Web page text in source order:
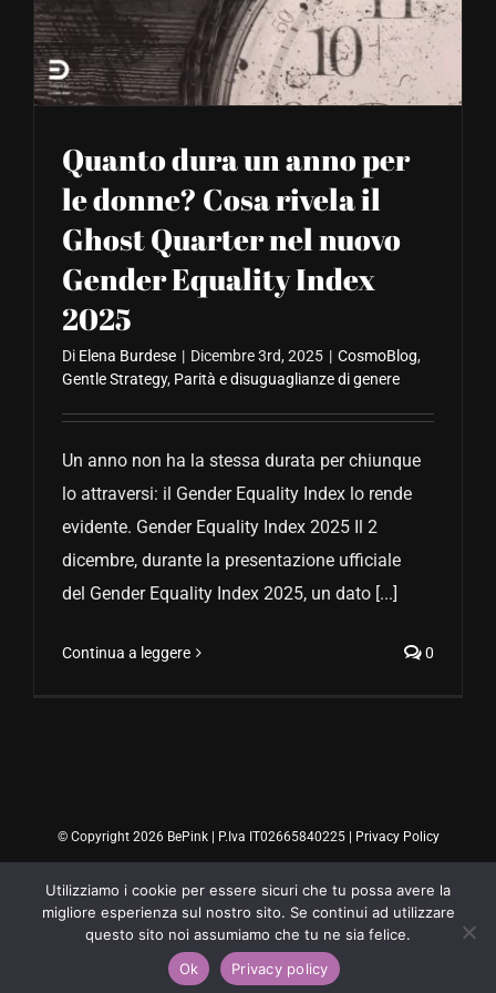
CONTATTACI
Quanto dura un anno per
le donne? Cosa rivela il
Ghost Quarter nel nuovo
Gender Equality Index
2025
Di Elena Burdese | Dicembre 3rd, 2025 | CosmoBlog,
Gentle Strategy, Parità e disuguaglianze di genere
Un anno non ha la stessa durata per chiunque
lo attraversi: il Gender Equality Index lo rende
evidente. Gender Equality Index 2025 Il 2
dicembre, durante la presentazione ufficiale
del Gender Equality Index 2025, un dato [...]
Continua a leggere 0
© Copyright 2026 BePink | P.Iva IT02665840225 | Privacy Policy
Utilizziamo i cookie per essere sicuri che tu possa avere la
migliore esperienza sul nostro sito. Se continui ad utilizzare
questo sito noi assumiamo che tu ne sia felice.
Ok
Privacy policy